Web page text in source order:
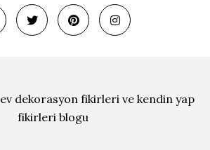
ev dekorasyon fikirleri ve kendin yap
fikirleri blogu